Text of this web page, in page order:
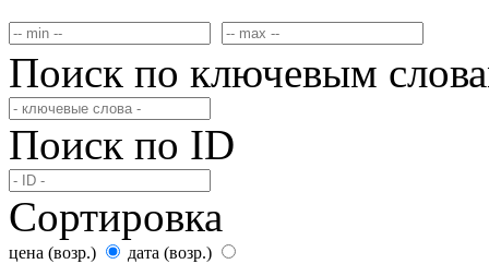
Поиск по ключевым
Поиск по ID
Сортировка
цена (возр.)
дата (возр.)